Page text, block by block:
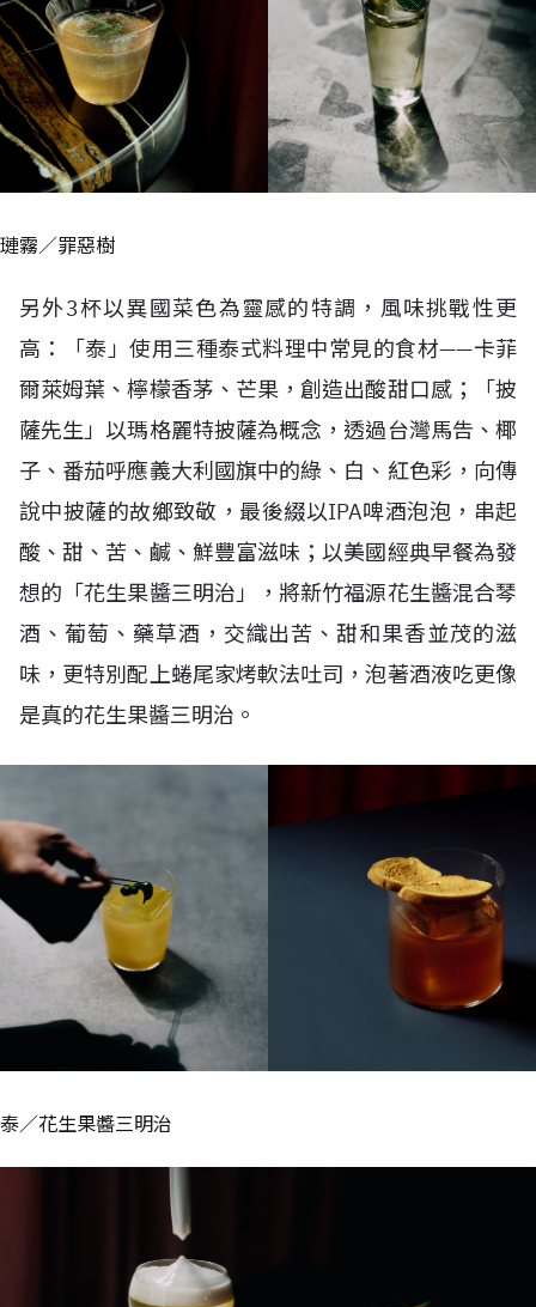
璉霧／罪惡樹
另外3杯以異國菜色為靈感的特調，風味挑戰性更
高：「泰」使用三種泰式料理中常見的食材——卡菲
爾萊姆葉、檸檬香茅、芒果，創造出酸甜口感；「披
薩先生」以瑪格麗特披薩為概念，透過台灣馬告、椰
子、番茄呼應義大利國旗中的綠、白、紅色彩，向傳
說中披薩的故鄉致敬，最後綴以IPA啤酒泡泡，串起
酸、甜、苦、鹹、鮮豐富滋味；以美國經典早餐為發
想的「花生果醬三明治」，將新竹福源花生醬混合琴
酒、葡萄、藥草酒，交織出苦、甜和果香並茂的滋
味，更特別配上蜷尾家烤軟法吐司，泡著酒液吃更像
是真的花生果醬三明治。
泰／花生果醬三明治